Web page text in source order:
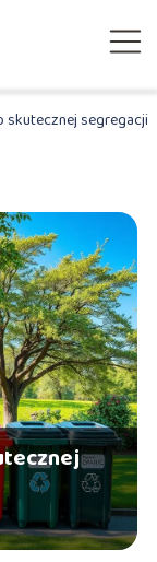
skutecznej segregacji